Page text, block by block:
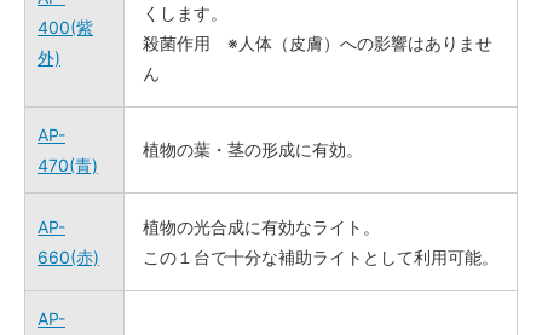
400(紫
外)
くします。
殺菌作用 ※人体（皮膚）への影響はありませ
ん
AP-
470(青)
植物の葉・茎の形成に有効。
AP-
660(赤)
植物の光合成に有効なライト。
この１台で十分な補助ライトとして利用可能。
AP-